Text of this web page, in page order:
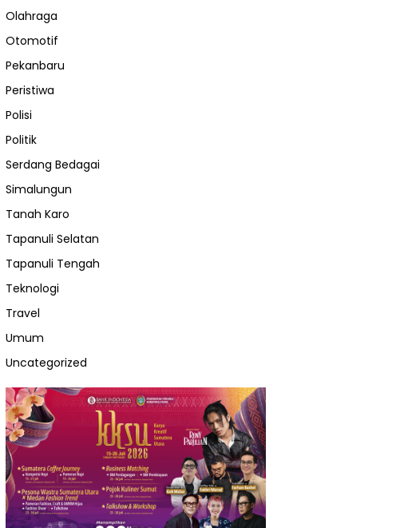
Olahraga
Otomotif
Pekanbaru
Peristiwa
Polisi
Politik
Serdang Bedagai
Simalungun
Tanah Karo
Tapanuli Selatan
Tapanuli Tengah
Teknologi
Travel
Umum
Uncategorized